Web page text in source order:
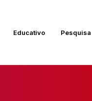
Educativo Pesquisa